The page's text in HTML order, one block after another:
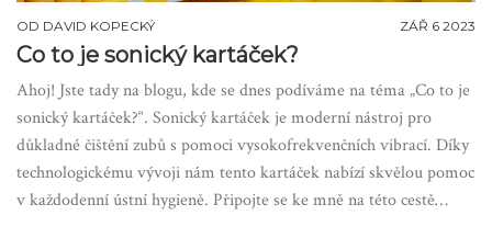
OD DAVID KOPECKÝ ZÁŘ 6 2023
Co to je sonický kartáček?
Ahoj! Jste tady na blogu, kde se dnes podíváme na téma „Co to je
sonický kartáček?“. Sonický kartáček je moderní nástroj pro
důkladné čištění zubů s pomoci vysokofrekvenčních vibrací. Díky
technologickému vývoji nám tento kartáček nabízí skvělou pomoc
v každodenní ústní hygieně. Připojte se ke mně na této cestě